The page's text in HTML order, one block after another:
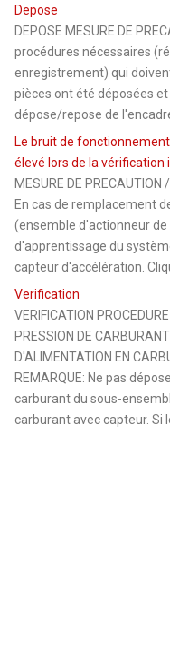
Depose
DEPOSE MESURE DE
procédures nécessaires
enregistrement) qui
pièces ont été déposées
dépose/repose de
Le bruit de
élevé lors de la vérification
MESURE DE PRECAUTION
En cas de remplacement
(ensemble d'actionneur
d'apprentissage du
capteur d'accélération.
Verification
VERIFICATION
PRESSION DE
D'ALIMENTATION EN
REMARQUE: Ne pas
carburant du sous-
carburant avec capteur. Si